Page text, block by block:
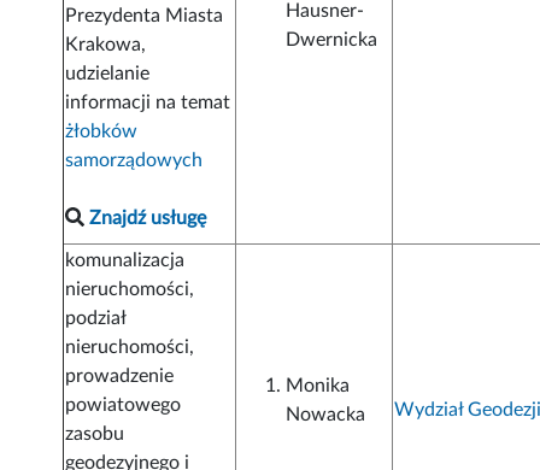
Prezydenta Miasta
Krakowa,
udzielanie
informacji na temat
żłobków
samorządowych
Znajdź usługę
Hausner-
Dwernicka
komunalizacja
nieruchomości,
podział
nieruchomości,
prowadzenie
powiatowego
zasobu
geodezyjnego i
Monika
Nowacka
Wydział